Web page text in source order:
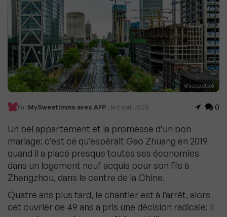
© adobestock
Par MySweetImmo avec AFP , le 5 août 2023 0
Un bel appartement et la promesse d’un bon
mariage: c’est ce qu’espérait Gao Zhuang en 2019
quand il a placé presque toutes ses économies
dans un logement neuf acquis pour son fils à
Zhengzhou, dans le centre de la Chine.
Quatre ans plus tard, le chantier est à l’arrêt, alors
cet ouvrier de 49 ans a pris une décision radicale: il